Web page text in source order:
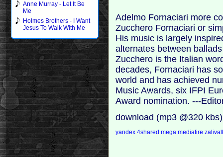
Anne Murray - Let It Be
Me
Holmes Brothers - I Want
Jesus To Walk With Me
Adelmo Fornaciari more
Zucchero Fornaciari or
His music is largely
alternates between
Zucchero is the Italian
decades, Fornaciari has
world and has achieved
Music Awards, six IFPI
Award nomination. ---
download (mp3 @320
yandex4sharedmegamediafire